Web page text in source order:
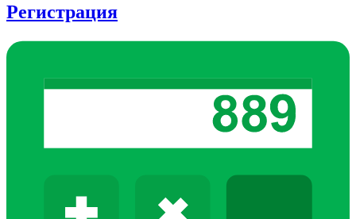
Регистрация